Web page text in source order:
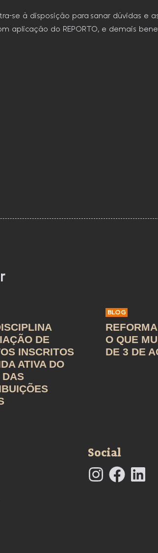
se à disposição para sanar dúvidas e
aplicação do REPORTO, e demais
DE
INSCRITOS
ATIVA DO
DAS
BLOG
O QUE
DE 3 DE
Social